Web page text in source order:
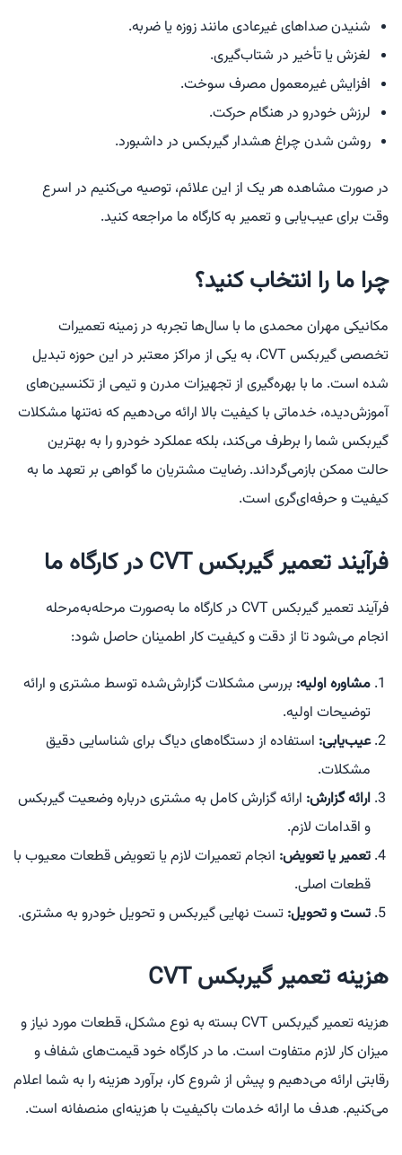
شنیدن صداهای غیرعادی مانند زوزه یا ضربه.
لغزش یا تأخیر در شتاب‌گیری.
افزایش غیرمعمول مصرف سوخت.
لرزش خودرو در هنگام حرکت.
روشن شدن چراغ هشدار گیربکس در داشبورد.
در صورت مشاهده هر یک از این علائم، توصیه می‌کنیم در اسرع
وقت برای عیب‌یابی و تعمیر به کارگاه ما مراجعه کنید.
چرا ما را انتخاب کنید؟
مکانیکی مهران محمدی ما با سال‌ها تجربه در زمینه تعمیرات
تخصصی گیربکس CVT، به یکی از مراکز معتبر در این حوزه تبدیل
شده است. ما با بهره‌گیری از تجهیزات مدرن و تیمی از تکنسین‌های
آموزش‌دیده، خدماتی با کیفیت بالا ارائه می‌دهیم که نه‌تنها مشکلات
گیربکس شما را برطرف می‌کند، بلکه عملکرد خودرو را به بهترین
حالت ممکن بازمی‌گرداند. رضایت مشتریان ما گواهی بر تعهد ما به
کیفیت و حرفه‌ای‌گری است.
فرآیند تعمیر گیربکس CVT در کارگاه ما
فرآیند تعمیر گیربکس CVT در کارگاه ما به‌صورت مرحله‌به‌مرحله
انجام می‌شود تا از دقت و کیفیت کار اطمینان حاصل شود:
مشاوره اولیه: بررسی مشکلات گزارش‌شده توسط مشتری و ارائه
توضیحات اولیه.
عیب‌یابی: استفاده از دستگاه‌های دیاگ برای شناسایی دقیق
مشکلات.
ارائه گزارش: ارائه گزارش کامل به مشتری درباره وضعیت گیربکس
و اقدامات لازم.
تعمیر یا تعویض: انجام تعمیرات لازم یا تعویض قطعات معیوب با
قطعات اصلی.
تست و تحویل: تست نهایی گیربکس و تحویل خودرو به مشتری.
هزینه تعمیر گیربکس CVT
هزینه تعمیر گیربکس CVT بسته به نوع مشکل، قطعات مورد نیاز و
میزان کار لازم متفاوت است. ما در کارگاه خود قیمت‌های شفاف و
رقابتی ارائه می‌دهیم و پیش از شروع کار، برآورد هزینه را به شما اعلام
می‌کنیم. هدف ما ارائه خدمات باکیفیت با هزینه‌ای منصفانه است.